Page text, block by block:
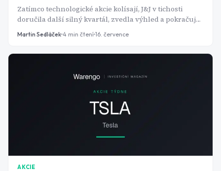
Zatímco technologické akcie kolísají, J&J v tichosti
doručila další silný kvartál, zvedla výhled a pokračuje
v dividendové sérii, která začala ještě před letem na
Martin Sedláček 4 min čtení 16. července
AKCIE